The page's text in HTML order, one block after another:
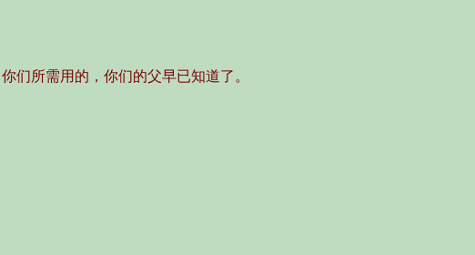
们所需用的，你们的父早已知道了。